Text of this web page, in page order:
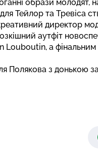
образи молодят,
Тейлор та
директор
аутфіт
Louboutin, а
Полякова з донькою